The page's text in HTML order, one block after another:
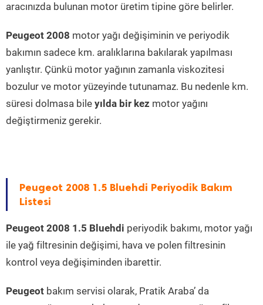
aracınızda bulunan motor üretim tipine göre belirler.
Peugeot 2008 motor yağı değişiminin ve periyodik
bakımın sadece km. aralıklarına bakılarak yapılması
yanlıştır. Çünkü motor yağının zamanla viskozitesi
bozulur ve motor yüzeyinde tutunamaz. Bu nedenle km.
süresi dolmasa bile yılda bir kez motor yağını
değiştirmeniz gerekir.
Peugeot 2008 1.5 Bluehdi Periyodik Bakım
Listesi
Peugeot 2008 1.5 Bluehdi periyodik bakımı, motor yağı
ile yağ filtresinin değişimi, hava ve polen filtresinin
kontrol veya değişiminden ibarettir.
Peugeot bakım servisi olarak, Pratik Araba’ da